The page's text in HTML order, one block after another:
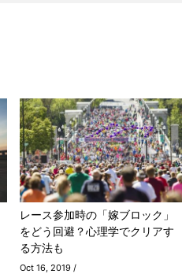
レース参加時の「嫁ブロック」
をどう回避？心理学でクリアす
る方法も
Oct 16, 2019 /